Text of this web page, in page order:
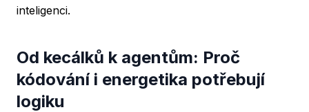
inteligenci.
Od kecálků k agentům: Proč
kódování i energetika potřebují
logiku